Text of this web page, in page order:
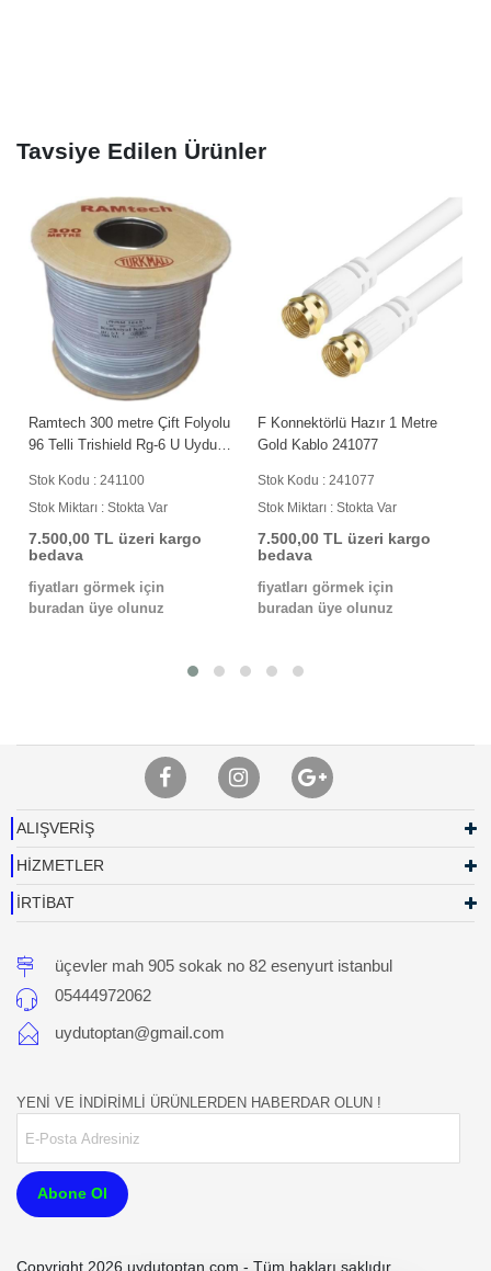
Tavsiye Edilen Ürünler
Ramtech 300 metre Çift Folyolu
96 Telli Trishield Rg-6 U Uydu
Stok Kodu : 241100
Stok Miktarı : Stokta Var
7.500,00 TL üzeri kargo
bedava
fiyatları görmek için
buradan üye olunuz
F Konnektörlü Hazır 1 Metre
Gold Kablo 241077
Stok Kodu : 241077
Stok Miktarı : Stokta Var
7.500,00 TL üzeri kargo
bedava
fiyatları görmek için
buradan üye olunuz
ALIŞVERİŞ
HİZMETLER
İRTİBAT
üçevler mah 905 sokak no 82 esenyurt istanbul
05444972062
uydutoptan@gmail.com
YENİ VE İNDİRİMLİ ÜRÜNLERDEN HABERDAR OLUN !
Abone Ol
Copyright 2026 uydutoptan.com - Tüm hakları saklıdır.